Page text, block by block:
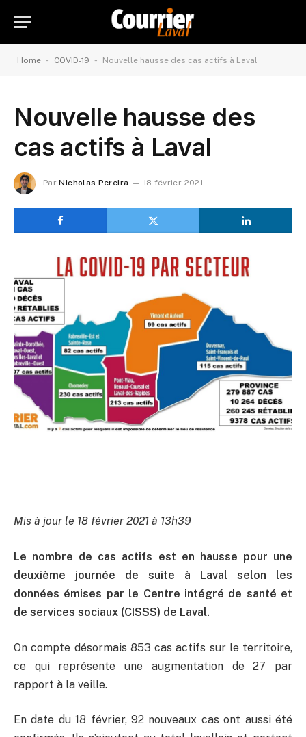
Home - COVID-19 - Nouvelle hausse des cas actifs à Laval
Nouvelle hausse des
cas actifs à Laval
Par Nicholas Pereira 18 février 2021
Mis à jour le 18 février 2021 à 13h39
Le nombre de cas actifs est en hausse pour une
deuxième journée de suite à Laval selon les
données émises par le Centre intégré de santé et
de services sociaux (CISSS) de Laval.
On compte désormais 853 cas actifs sur le territoire,
ce qui représente une augmentation de 27 par
rapport à la veille.
En date du 18 février, 92 nouveaux cas ont aussi été